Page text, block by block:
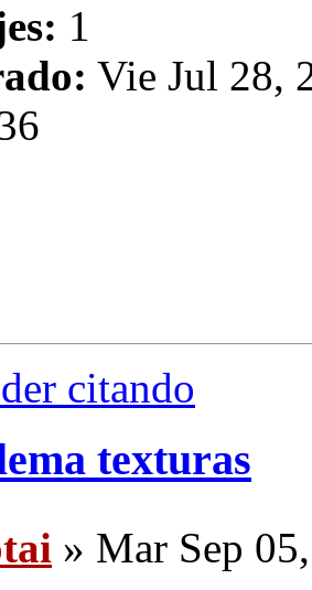
1
Vie Jul 28,
citando
texturas
» Mar Sep